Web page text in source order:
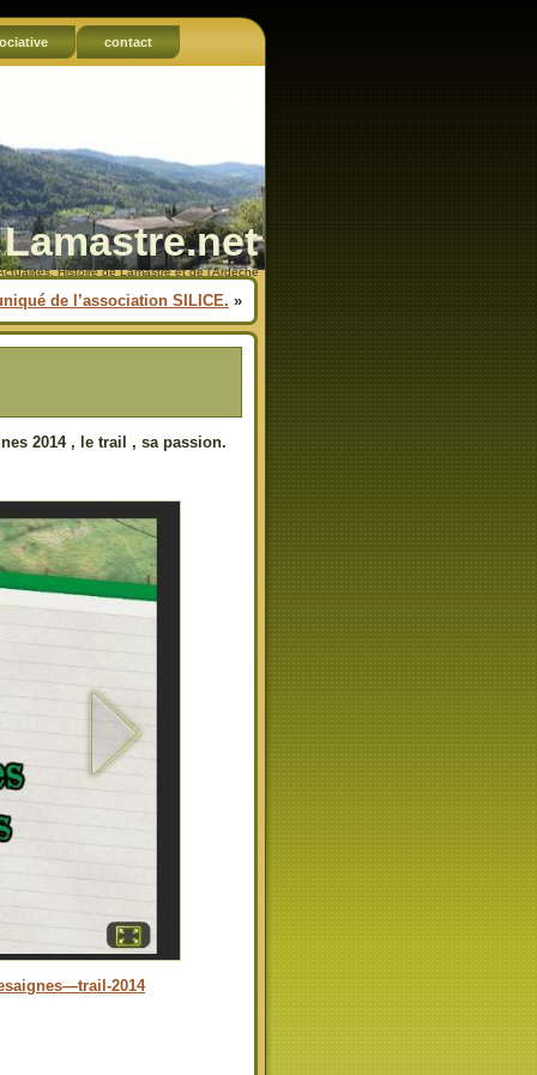
contact
Lamastre.net
Histoire de Lamastre et de l'Ardèche
de l’association SILICE. »
2014 , le trail , sa passion.
2014